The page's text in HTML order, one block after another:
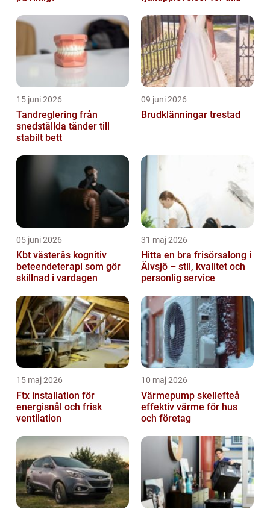
15 juni 2026
Tandreglering från
snedställda tänder till
stabilt bett
09 juni 2026
Brudklänningar trestad
05 juni 2026
Kbt västerås kognitiv
beteendeterapi som gör
skillnad i vardagen
31 maj 2026
Hitta en bra frisörsalong i
Älvsjö – stil, kvalitet och
personlig service
15 maj 2026
Ftx installation för
energisnål och frisk
ventilation
10 maj 2026
Värmepump skellefteå
effektiv värme för hus
och företag